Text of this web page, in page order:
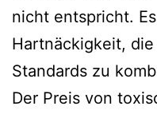
nicht entspricht.
Hartnäckigkeit,
Standards zu
Der Preis von